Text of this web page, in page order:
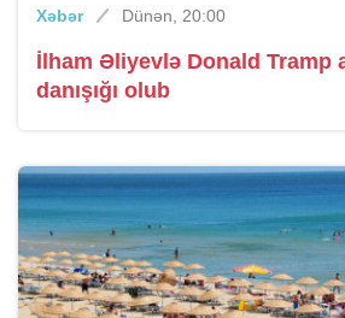
Xəbər Dünən, 20:00
İlham Əliyevlə Donald Tramp
danışığı olub